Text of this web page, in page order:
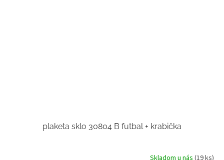
plaketa sklo 30804 B futbal + krabička
Skladom u nás (19 ks)